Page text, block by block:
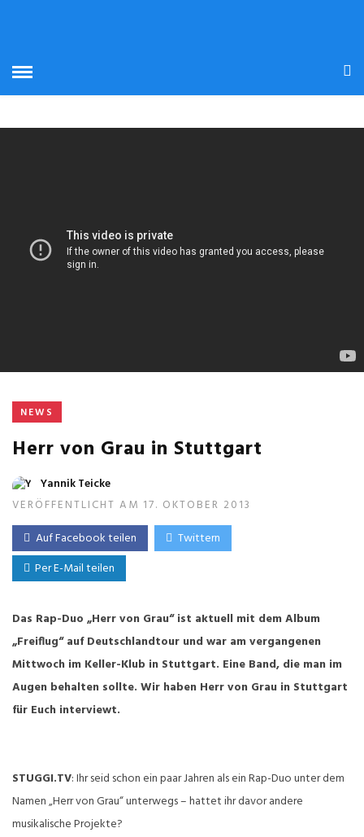
NEWS
Herr von Grau in Stuttgart
Yannik Teicke
VERÖFFENTLICHT AM 17. OKTOBER 2013
Auf Facebook teilen
Twittern
Per E-Mail teilen
Das Rap-Duo „Herr von Grau“ ist aktuell mit dem Album
„Freiflug“ auf Deutschlandtour und war am vergangenen
Mittwoch im Keller-Klub in Stuttgart. Eine Band, die man im
Augen behalten sollte. Wir haben Herr von Grau in Stuttgart
für Euch interviewt.
STUGGI.TV: Ihr seid schon ein paar Jahren als ein Rap-Duo unter dem
Namen „Herr von Grau“ unterwegs – hattet ihr davor andere
musikalische Projekte?